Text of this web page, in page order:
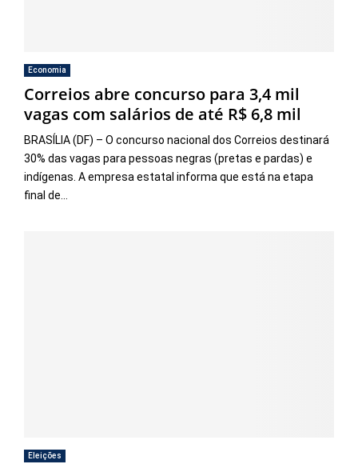
Economia
Correios abre concurso para 3,4 mil
vagas com salários de até R$ 6,8 mil
BRASÍLIA (DF) – O concurso nacional dos Correios destinará
30% das vagas para pessoas negras (pretas e pardas) e
indígenas. A empresa estatal informa que está na etapa
final de...
Eleições